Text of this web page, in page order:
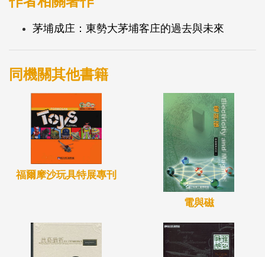
茅埔成庄：東勢大茅埔客庄的過去與未來
同機關其他書籍
福爾摩沙玩具特展專刊
電與磁